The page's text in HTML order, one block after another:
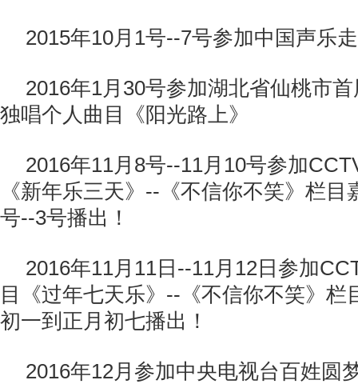
2015年10月1号--7号参加中国声乐
2016年1月30号参加湖北省仙桃市
独唱个人曲目《阳光路上》
2016年11月8号--11月10号参加
《新年乐三天》--《不信你不笑》栏目
号--3号播出！
2016年11月11日--11月12日参加
目《过年七天乐》--《不信你不笑》栏
初一到正月初七播出！
2016年12月参加中央电视台百姓圆